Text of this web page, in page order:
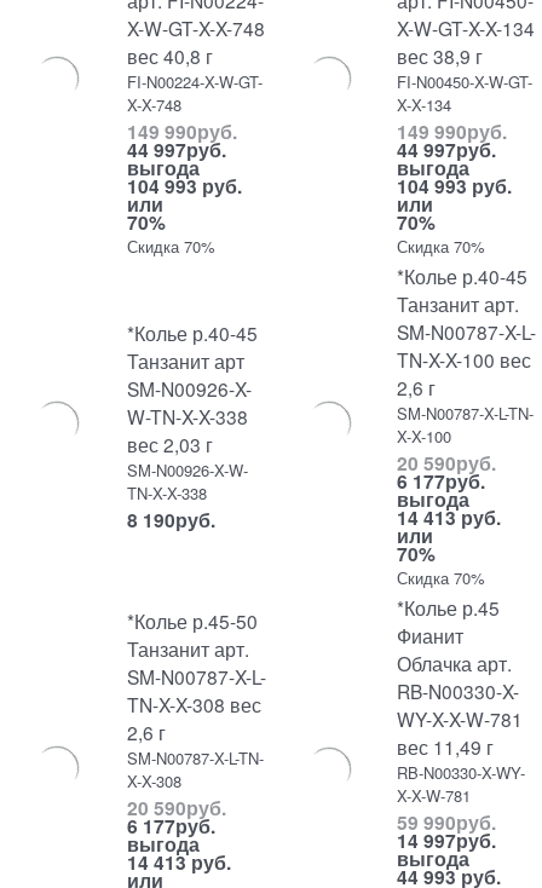
X-W-GT-X-X-748
вес 40,8 г
FI-N00224-X-W-GT-
X-X-748
149 990руб.
44 997руб.
выгода
104 993 руб.
или
70%
Скидка 70%
X-W-GT-X-X-134
вес 38,9 г
FI-N00450-X-W-GT-
X-X-134
149 990руб.
44 997руб.
выгода
104 993 руб.
или
70%
Скидка 70%
*Колье р.40-45
Танзанит арт
SM-N00926-X-
W-TN-X-X-338
вес 2,03 г
SM-N00926-X-W-
TN-X-X-338
8 190руб.
*Колье р.40-45
Танзанит арт.
SM-N00787-X-L-
TN-X-X-100 вес
2,6 г
SM-N00787-X-L-TN-
X-X-100
20 590руб.
6 177руб.
выгода
14 413 руб.
или
70%
Скидка 70%
*Колье р.45-50
Танзанит арт.
SM-N00787-X-L-
TN-X-X-308 вес
2,6 г
SM-N00787-X-L-TN-
X-X-308
20 590руб.
6 177руб.
выгода
14 413 руб.
или
*Колье р.45
Фианит
Облачка арт.
RB-N00330-X-
WY-X-X-W-781
вес 11,49 г
RB-N00330-X-WY-
X-X-W-781
59 990руб.
14 997руб.
выгода
44 993 руб.